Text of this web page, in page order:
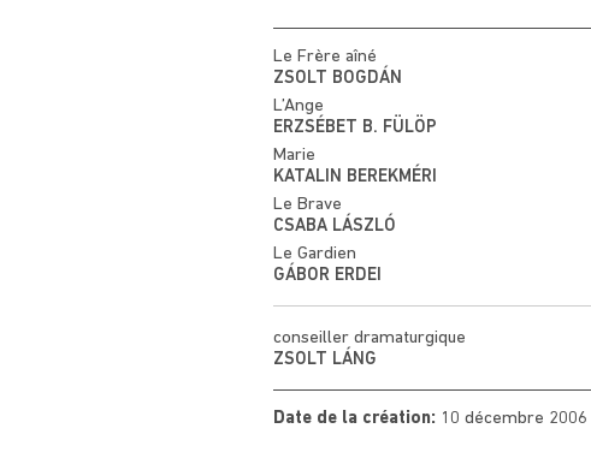
Le Frère aîné
ZSOLT BOGDÁN
L’Ange
ERZSÉBET B. FÜLÖP
Marie
KATALIN BEREKMÉRI
Le Brave
CSABA LÁSZLÓ
Le Gardien
GÁBOR ERDEI
conseiller dramaturgique
ZSOLT LÁNG
Date de la création: 10 décembre 2006